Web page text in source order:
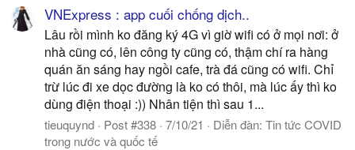
VNExpress : app cuối chống dịch..
Lâu rồi mình ko đăng ký 4G vì giờ wifi có ở mọi nơi: ở
nhà cũng có, lên công ty cũng có, thậm chí ra hàng
quán ăn sáng hay ngồi cafe, trà đá cũng có wifi. Chỉ
trừ lúc đi xe dọc đường là ko có thôi, mà lúc ấy thì ko
dùng điện thoại :)) Nhân tiện thì sau 1...
tieuquynd Post #338 7/10/21 Diễn đàn: Tin tức COVID
trong nước và quốc tế